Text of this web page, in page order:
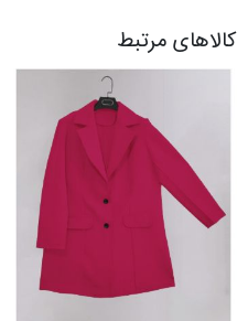
کالاهای مرتبط